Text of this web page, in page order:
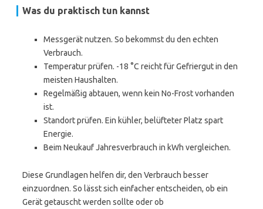
Was du praktisch tun kannst
Messgerät nutzen. So bekommst du den echten
Verbrauch.
Temperatur prüfen. -18 °C reicht für Gefriergut in den
meisten Haushalten.
Regelmäßig abtauen, wenn kein No-Frost vorhanden
ist.
Standort prüfen. Ein kühler, belüfteter Platz spart
Energie.
Beim Neukauf Jahresverbrauch in kWh vergleichen.
Diese Grundlagen helfen dir, den Verbrauch besser
einzuordnen. So lässt sich einfacher entscheiden, ob ein
Gerät getauscht werden sollte oder ob